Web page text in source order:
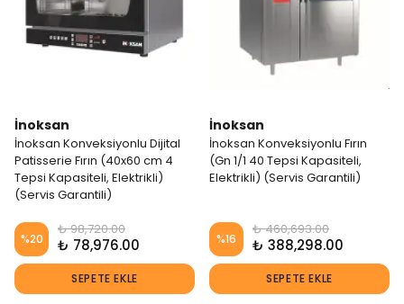
İnoksan
İnoksan Konveksiyonlu Dijital
Patisserie Fırın (40x60 cm 4
Tepsi Kapasiteli, Elektrikli)
(Servis Garantili)
%20
₺ 98,720.00
₺ 78,976.00
SEPETE EKLE
İnoksan
İnoksan Konveksiyonlu Fırın
(Gn 1/1 40 Tepsi Kapasiteli,
Elektrikli) (Servis Garantili)
%16
₺ 460,693.00
₺ 388,298.00
SEPETE EKLE